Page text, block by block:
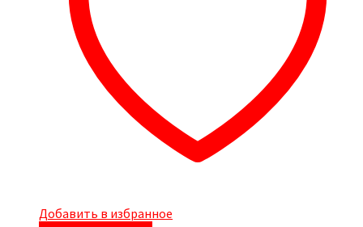
Добавить в избранное